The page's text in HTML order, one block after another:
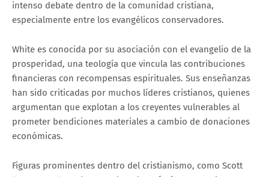
intenso debate dentro de la comunidad cristiana,
especialmente entre los evangélicos conservadores.
White es conocida por su asociación con el evangelio de la
prosperidad, una teología que vincula las contribuciones
financieras con recompensas espirituales. Sus enseñanzas
han sido criticadas por muchos líderes cristianos, quienes
argumentan que explotan a los creyentes vulnerables al
prometer bendiciones materiales a cambio de donaciones
económicas.
Figuras prominentes dentro del cristianismo, como Scott